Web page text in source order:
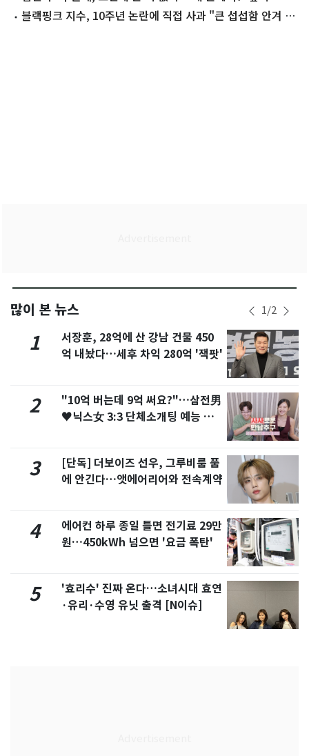
블랙핑크 지수, 10주년 논란에 직접 사과 "큰 섭섭함 안겨 미
많이 본 뉴스 1/2
1
서장훈, 28억에 산 강남 건물 450
억 내놨다…세후 차익 280억 '잭팟'
2
"10억 버는데 9억 써요?"…삼전男
♥닉스女 3:3 단체소개팅 예능 화
3
[단독] 더보이즈 선우, 그루비룸 품
에 안긴다…앳에어리어와 전속계약
4
에어컨 하루 종일 틀면 전기료 29만
원…450kWh 넘으면 '요금 폭탄'
5
'효리수' 진짜 온다…소녀시대 효연
·유리·수영 유닛 출격 [N이슈]